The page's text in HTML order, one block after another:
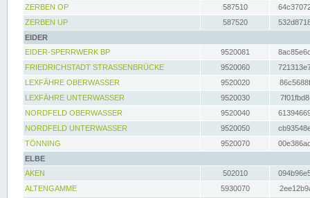
ZERBEN OP
587510
ZERBEN UP
587520
EIDER
EIDER-SPERRWERK BP
9520081
FRIEDRICHSTADT STRASSENBRÜCKE
9520060
LEXFÄHRE OBERWASSER
9520020
LEXFÄHRE UNTERWASSER
9520030
NORDFELD OBERWASSER
9520040
NORDFELD UNTERWASSER
9520050
TÖNNING
9520070
ELBE
AKEN
502010
ALTENGAMME
5930070